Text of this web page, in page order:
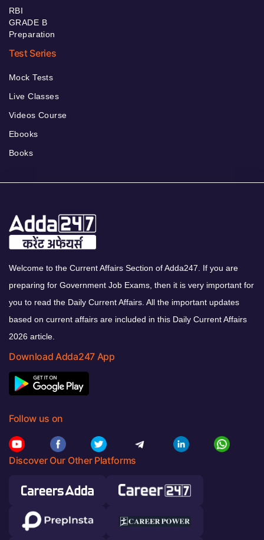
RBI
GRADE B
Preparation
Test Series
Mock Tests
Live Classes
Videos Course
Ebooks
Books
Welcome to the Current Affairs Section of Adda247. If you are
preparing for Government Job Exams, then it is very important for
you to read the Daily Current Affairs. All the important updates
based on current affairs are included in this Daily Current Affairs
2026 article.
Download Adda247 App
Follow us on
Discover Our Other Platforms